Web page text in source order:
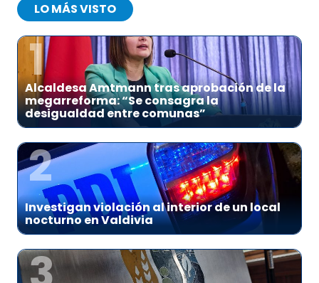
LO MÁS VISTO
1
Alcaldesa Amtmann tras aprobación de la
megarreforma: “Se consagra la
desigualdad entre comunas”
2
Investigan violación al interior de un local
nocturno en Valdivia